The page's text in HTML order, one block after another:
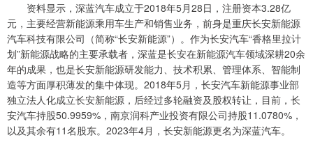
资料显示，深蓝汽车成立于2018年5月28日，注册资本3.28亿
元，主要经营新能源乘用车生产和销售业务，前身是重庆长安新能源
汽车科技有限公司（简称“长安新能源”）。作为长安汽车“香格里拉计
划”新能源战略的主要承载者，深蓝是长安在新能源汽车领域深耕20余
年的成果，也是长安新能源研发能力、技术积累、管理体系、智能制
造等方面厚积薄发的集中体现。2018年5月，长安汽车新能源事业部
独立法人化成立长安新能源，后经过多轮融资及股权转让，目前，长
安汽车持股50.9959%，南京润科产业投资有限公司持股11.0780%，
以及其余有11名股东。2023年4月，长安新能源更名为深蓝汽车。